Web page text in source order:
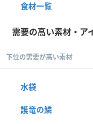
食材一覧
需要の高い素材・ア
下位の需要が高い素材
水袋
護竜の鱗